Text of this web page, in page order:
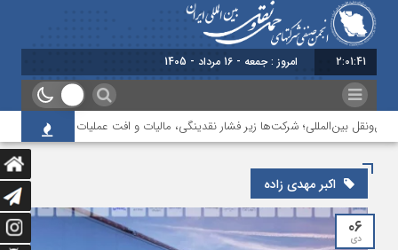
2:01:41 امروز : جمعه - 16 مرداد - 1405
بین‌المللی؛ شرکت‌ها زیر فشار نقدینگی، مالیات و افت عملیات
اکبر مهدی زاده
۰۶
دی